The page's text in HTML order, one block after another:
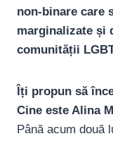
non-binare care
marginalizate și
comunității
Îți propun să
Cine este Alina
Până acum două